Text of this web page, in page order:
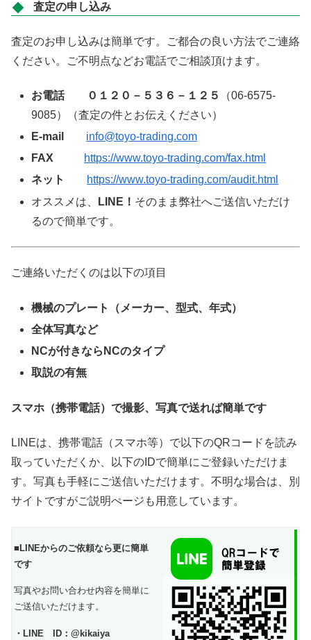
査定の申し込み
査定のお申し込みは簡単です。ご都合の良い方法でご連絡
ください。ご不明点などお電話でご相談頂けます。
お電話 ０１２０－５３６－１２５
（06-6575-
9085）（査定の件とお伝えください）
E-mail
info@toyo-trading.com
FAX
https://www.toyo-trading.com/fax.html
ネット
https://www.toyo-trading.com/audit.html
オススメは、
LINE！ そのまま弊社へご送信いただけ
るので簡単です。
ご連絡いただくのは以下の項目
機械のプレート（メーカー、型式、年式）
全体写真など
NCが付きならNCのタイプ
取説の有無
スマホ（携帯電話）で撮影、写真で送れば簡単です
LINEは、携帯電話（スマホ等）で以下のQRコードを読み
取っていただくか、以下のIDで簡単にご登録いただけま
す。写真も手軽にご送信いただけます。不明な場合は、別
サイトですがご説明ぺージも用意しています。
■LINEからのご依頼なら更に簡単
です
写真やお問い合わせ内容を簡単に
ご送信いただけます。
・LINE ID：@kikaiya